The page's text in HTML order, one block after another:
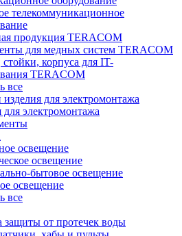
телекоммуникационное
продукция TERACOM
для медных систем TERACOM
корпуса для IT-
TERACOM
все
для электромонтажа
для электромонтажа
освещение
освещение
бытовое освещение
освещение
все
защиты от протечек воды